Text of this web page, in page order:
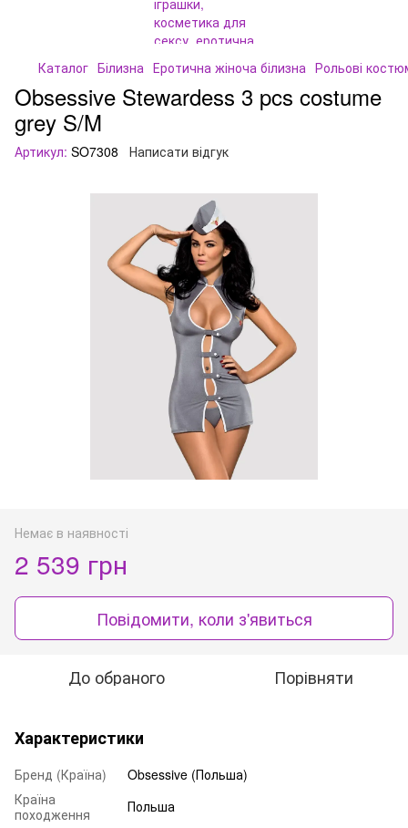
Каталог Білизна Еротична жіноча білизна Рольові
Obsessive Stewardess 3 pcs costume
grey S/M
Артикул: SO7308 Написати відгук
Немає в наявності
2 539 грн
Повідомити, коли з'явиться
До обраного Порівняти
Характеристики
Бренд (Країна)
Obsessive (Польша)
Країна
походження
Польша